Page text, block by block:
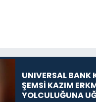
UNIVERSAL BANK
ŞEMSİ KAZIM
YOLCULUĞUNA